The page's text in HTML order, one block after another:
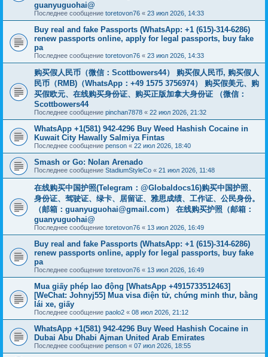
guanyuguohai@
Последнее сообщение toretovon76 « 23 июл 2026, 14:33
Buy real and fake Passports (WhatsApp: +1 (615)-314-6286)
renew passports online, apply for legal passports, buy fake
pa
Последнее сообщение toretovon76 « 23 июл 2026, 14:33
购买假人民币（微信：Scottbowers44） 购买假人民币, 购买假人
民币（RMB)（WhatsApp：+49 1575 3756974） 购买假美元、购
买假欧元、在线购买身份证、购买正版加拿大身份证 （微信：
Scottbowers44
Последнее сообщение pinchan7878 « 22 июл 2026, 21:32
WhatsApp +1(581) 942-4296 Buy Weed Hashish Cocaine in
Kuwait City Hawally Salmiya Fintas
Последнее сообщение penson « 22 июл 2026, 18:40
Smash or Go: Nolan Arenado
Последнее сообщение StadiumStyleCo « 21 июл 2026, 11:48
在线购买中国护照(Telegram：@Globaldocs16)购买中国护照、
身份证、驾驶证、绿卡、居留证、雅思成绩、工作证、公民身份。
（邮箱： guanyuguohai@gmail.com ） 在线购买护照（邮箱：
guanyuguohai@
Последнее сообщение toretovon76 « 13 июл 2026, 16:49
Buy real and fake Passports (WhatsApp: +1 (615)-314-6286)
renew passports online, apply for legal passports, buy fake
pa
Последнее сообщение toretovon76 « 13 июл 2026, 16:49
Mua giấy phép lao động [WhatsApp +4915733512463]
[WeChat: Johnyj55] Mua visa điện tử, chứng minh thư, bằng
lái xe, giấy
Последнее сообщение paolo2 « 08 июл 2026, 21:12
WhatsApp +1(581) 942-4296 Buy Weed Hashish Cocaine in
Dubai Abu Dhabi Ajman United Arab Emirates
Последнее сообщение penson « 07 июл 2026, 18:55